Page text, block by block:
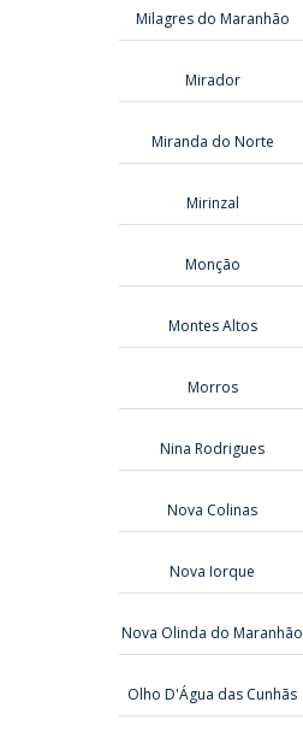
Milagres do Maranhão
Mirador
Miranda do Norte
Mirinzal
Monção
Montes Altos
Morros
Nina Rodrigues
Nova Colinas
Nova Iorque
Nova Olinda do Maranhão
Olho D'Água das Cunhãs